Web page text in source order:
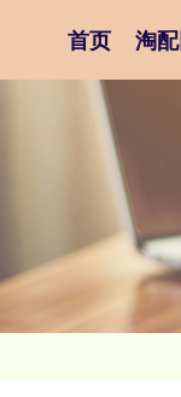
首页 淘